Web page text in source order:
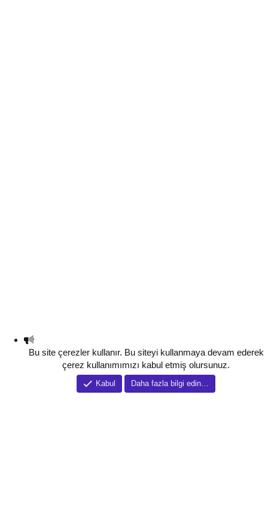
Bu site çerezler kullanır. Bu siteyi kullanmaya devam ederek
çerez kullanımımızı kabul etmiş olursunuz.
Kabul Daha fazla bilgi edin…